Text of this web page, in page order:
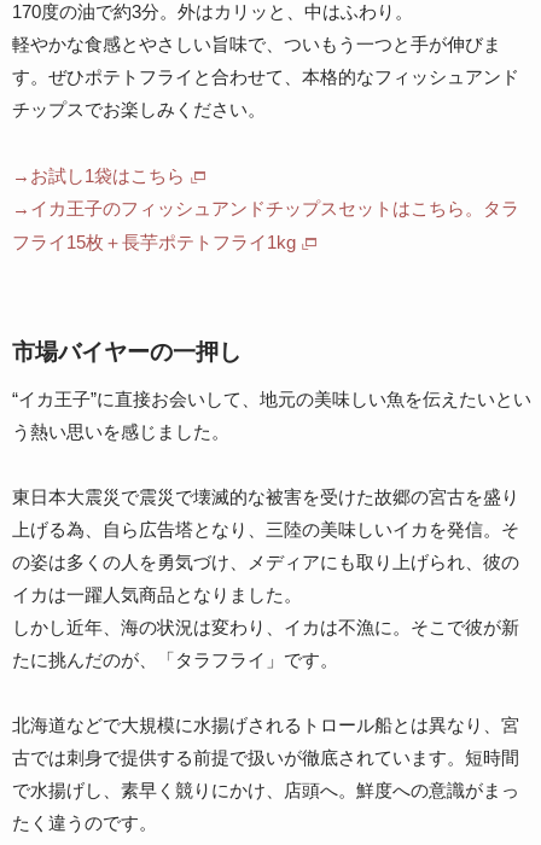
170度の油で約3分。外はカリッと、中はふわり。
軽やかな食感とやさしい旨味で、ついもう一つと手が伸びま
す。ぜひポテトフライと合わせて、本格的なフィッシュアンド
チップスでお楽しみください。
→お試し1袋はこちら
→イカ王子のフィッシュアンドチップスセットはこちら。タラ
フライ15枚＋長芋ポテトフライ1kg
市場バイヤーの一押し
“イカ王子”に直接お会いして、地元の美味しい魚を伝えたいとい
う熱い思いを感じました。
東日本大震災で震災で壊滅的な被害を受けた故郷の宮古を盛り
上げる為、自ら広告塔となり、三陸の美味しいイカを発信。そ
の姿は多くの人を勇気づけ、メディアにも取り上げられ、彼の
イカは一躍人気商品となりました。
しかし近年、海の状況は変わり、イカは不漁に。そこで彼が新
たに挑んだのが、「タラフライ」です。
北海道などで大規模に水揚げされるトロール船とは異なり、宮
古では刺身で提供する前提で扱いが徹底されています。短時間
で水揚げし、素早く競りにかけ、店頭へ。鮮度への意識がまっ
たく違うのです。